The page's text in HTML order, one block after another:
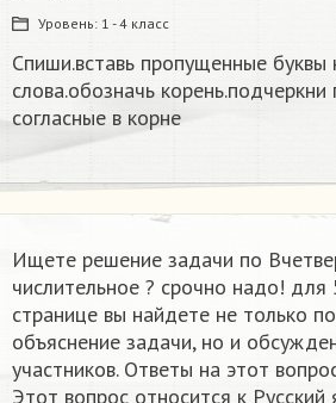
Уровень: 1 - 4 класс
Спиши.вставь пропущенные буквы
слова.обозначь
согласные в корне
Ищете решение задачи по
числительное ? срочно надо! для
странице вы найдете не только
объяснение задачи, но и
участников. Ответы на этот
Этот вопрос относится к Русский